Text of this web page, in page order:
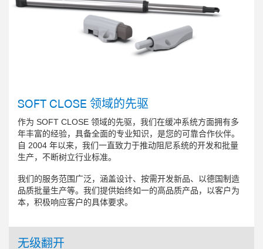
SOFT CLOSE 领域的先驱
作为 SOFT CLOSE 领域的先驱，我们在缓冲系统方面拥有多
年丰富的经验，具备全面的专业知识，是您的可靠合作伙伴。
自 2004 年以来，我们一直致力于推动阻尼系统的开发和批量
生产，不断树立行业标准。
我们的服务范围广泛，涵盖设计、按需开发新品、以德国制造
品质批量生产等。我们提供始终如一的高品质产品，以客户为
本，积极响应客户的具体要求。
无级翻开